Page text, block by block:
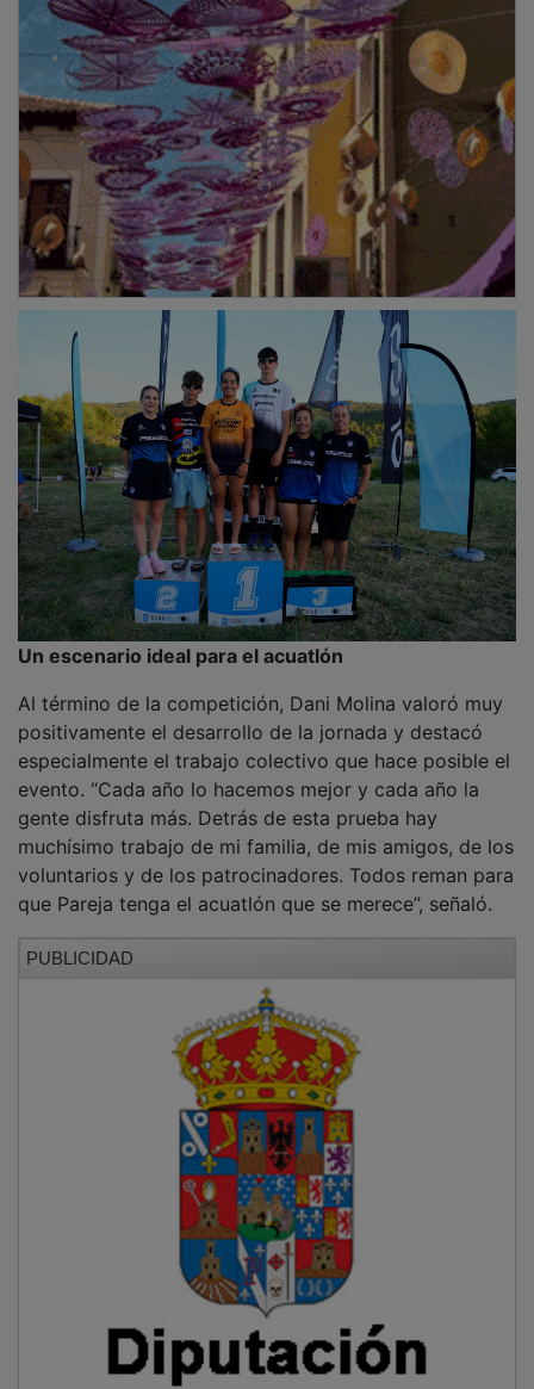
Un escenario ideal para el acuatlón
Al término de la competición, Dani Molina valoró muy
positivamente el desarrollo de la jornada y destacó
especialmente el trabajo colectivo que hace posible el
evento. “Cada año lo hacemos mejor y cada año la
gente disfruta más. Detrás de esta prueba hay
muchísimo trabajo de mi familia, de mis amigos, de los
voluntarios y de los patrocinadores. Todos reman para
que Pareja tenga el acuatlón que se merece”, señaló.
PUBLICIDAD
El campeón paralímpico incidió también en las
extraordinarias condiciones que ofrece el Azud para
este tipo de competiciones. “La logística de este sitio
es perfecta para hacer un acuatlón. El circuito está
cerrado, el agua está limpia y el entorno es
espectacular. Llegamos y cada uno sabe lo que tiene
que hacer. Es un lugar privilegiado para organizar